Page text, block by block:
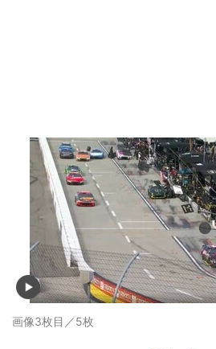
画像3枚目／5枚